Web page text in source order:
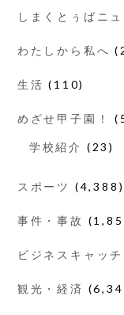
しまくとぅばニュ
わたしから私へ
生活 (110)
めざせ甲子園！
学校紹介 (23)
スポーツ (4,388)
事件・事故
ビジネスキャッチ
観光・経済